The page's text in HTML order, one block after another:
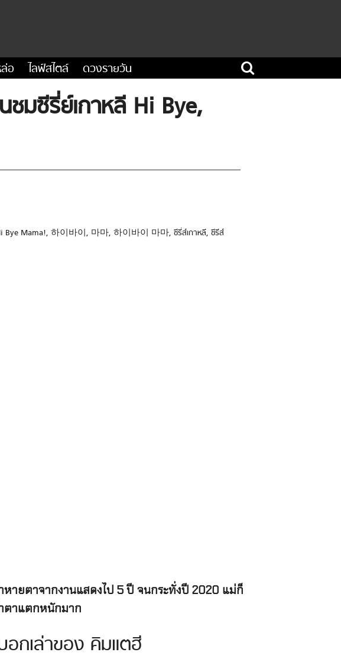
อ ไลฟ์สไตล์ ดวงรายวัน
มซีรี่ย์เกาหลี Hi Bye,
ายตาจากงานแสดงไป 5 ปี จนกระทั่งปี 2020 แม่ก็
ตาแตกหนักมาก
กเล่าของ คิมแตฮี